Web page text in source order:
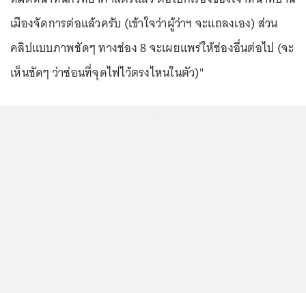
เมืองจัดการต่อแล้วครับ (เข้าใจว่าผู้ว่าฯ จะแถลงเอง) ส่วน
คลิปแบบภาพชัดๆ ทางช่อง 8 จะเผยแพร่ให้ช่องอื่นต่อไป (จะ
เห็นชัดๆ ว่าซ่อนที่จุดไฟไว้ตรงไหนในตัว)"